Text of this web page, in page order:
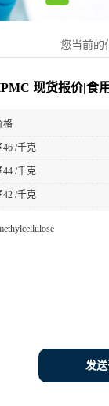
您当前的
现货报价|食
格
46 /千克
44 /千克
42 /千克
发